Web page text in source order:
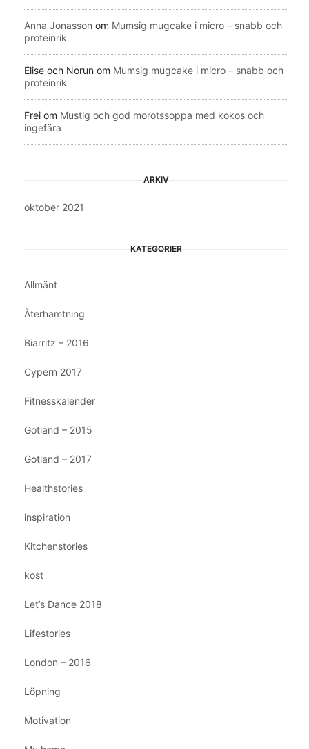
Anna Jonasson om Mumsig mugcake i micro – snabb och
proteinrik
Elise och Norun om Mumsig mugcake i micro – snabb och
proteinrik
Frei om Mustig och god morotssoppa med kokos och
ingefära
ARKIV
oktober 2021
KATEGORIER
Allmänt
Återhämtning
Biarritz – 2016
Cypern 2017
Fitnesskalender
Gotland – 2015
Gotland – 2017
Healthstories
inspiration
Kitchenstories
kost
Let’s Dance 2018
Lifestories
London – 2016
Löpning
Motivation